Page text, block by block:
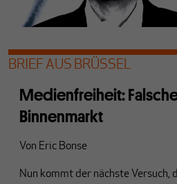
BRIEF AUS BRÜSSEL
Medienfreiheit:
Binnenmarkt
Von Eric Bonse
Nun kommt der nächste Versuch,